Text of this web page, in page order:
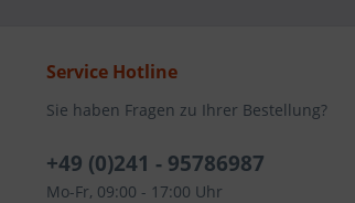
Service Hotline
Sie haben Fragen zu Ihrer Bestellung?
+49 (0)241 - 95786987
Mo-Fr, 09:00 - 17:00 Uhr